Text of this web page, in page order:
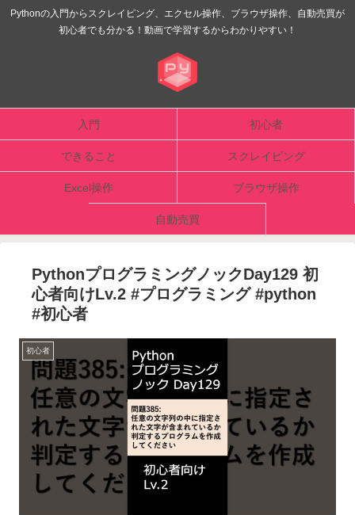
Pythonの入門からスクレイピング、エクセル操作、ブラウザ操作、自動売買が
初心者でも分かる！動画で学習するからわかりやすい！
入門 初心者
できること スクレイピング
Excel操作 ブラウザ操作
自動売買
PythonプログラミングノックDay129 初
心者向けLv.2 #プログラミング #python
#初心者
初心者